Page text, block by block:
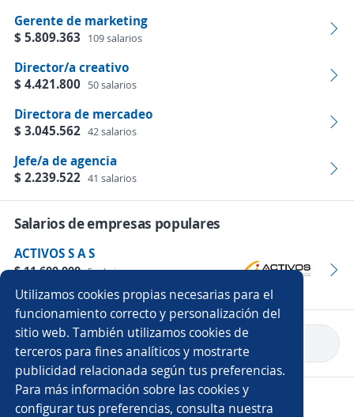
Utilizamos cookies propias necesarias para el
funcionamiento correcto y personalización del
sitio web. También utilizamos cookies de
terceros para fines analíticos y mostrarte
publicidad relacionada según tus preferencias.
Para más información sobre las cookies y
configurar tus preferencias, consulta nuestra
Gerente de marketing
$ 5.809.363
109 salarios
Director/a creativo
$ 4.421.800 50 salarios
Directora de mercadeo
$ 3.045.562 42 salarios
Jefe/a de agencia
$ 2.239.522 41 salarios
Salarios de empresas populares
ACTIVOS S A S
$ 11.600.000 5 salarios
Empleos
Volver a inicio
Copyright 2014 - 2026 DGNET LTD.